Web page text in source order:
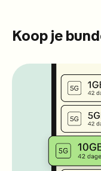
Koop je